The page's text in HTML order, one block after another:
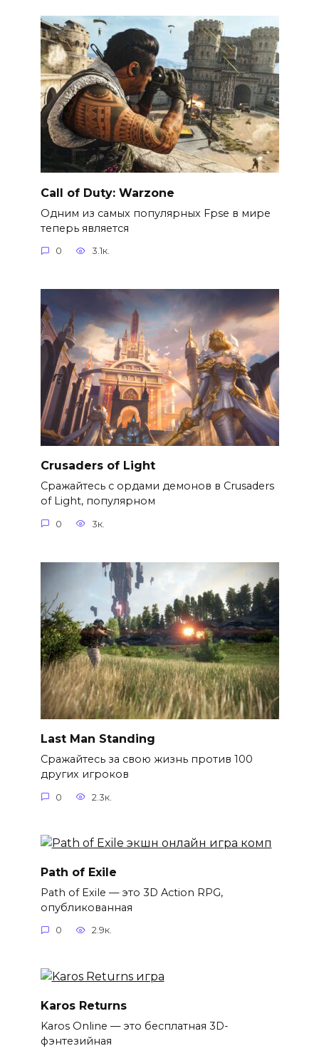
Call of Duty: Warzone
Одним из самых популярных Fpse в мире
теперь является
0 3.1к.
Crusaders of Light
Сражайтесь с ордами демонов в Crusaders
of Light, популярном
0 3к.
Last Man Standing
Сражайтесь за свою жизнь против 100
других игроков
0 2.3к.
Path of Exile
Path of Exile — это 3D Action RPG,
опубликованная
0 2.9к.
Karos Returns
Karos Online — это бесплатная 3D-
фэнтезийная